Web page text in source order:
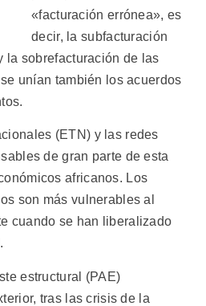
«facturación errónea», es
decir, la subfacturación
la sobrefacturación de las
unían también los acuerdos
(ETN) y las redes
de gran parte de esta
africanos. Los
son más vulnerables al
cuando se han liberalizado
estructural (PAE)
tras las crisis de la